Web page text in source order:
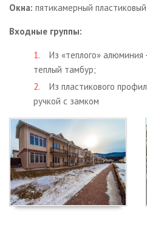
Окна: пятикамерный
Входные группы:
Из «теплого»
теплый тамбур;
Из пластикового
ручкой с замком